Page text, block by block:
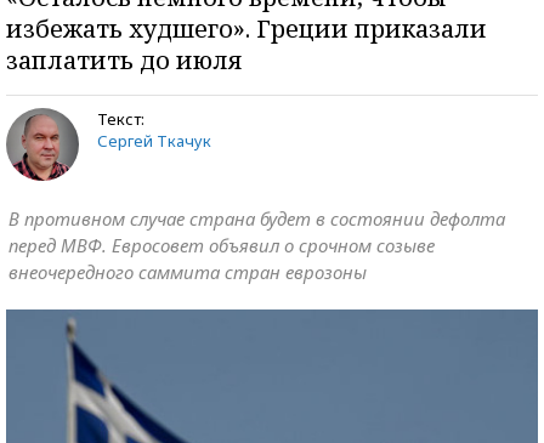
избежать худшего». Греции приказали
заплатить до июля
Текст:
Сергей Ткачук
В противном случае страна будет в состоянии дефолта
перед МВФ. Евросовет объявил о срочном созыве
внеочередного саммита стран еврозоны